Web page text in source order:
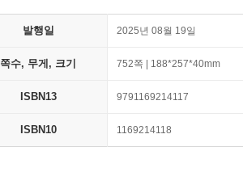
발행일 2025년 08월 19일
쪽수, 무게, 크기 752쪽 | 188*257*40mm
ISBN13 9791169214117
ISBN10 1169214118